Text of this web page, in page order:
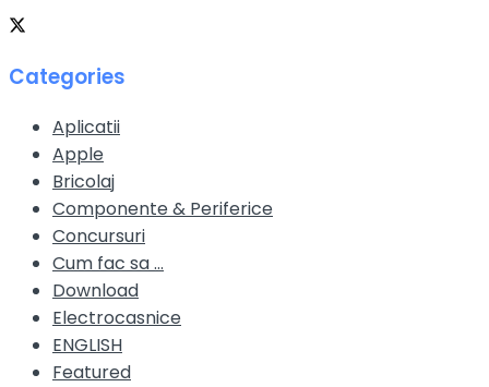
Categories
Aplicatii
Apple
Bricolaj
Componente & Periferice
Concursuri
Cum fac sa …
Download
Electrocasnice
ENGLISH
Featured